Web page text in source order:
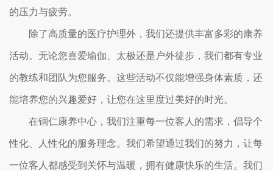
的压力与疲劳。
除了高质量的医疗护理外，我们还提供丰富多彩的康养
活动。无论您喜爱瑜伽、太极还是户外徒步，我们都有专业
的教练和团队为您服务。这些活动不仅能增强身体素质，还
能培养您的兴趣爱好，让您在这里度过美好的时光。
在铜仁康养中心，我们注重每一位客人的需求，倡导个
性化、人性化的服务理念。我们希望通过我们的努力，让每
一位客人都感受到关怀与温暖，拥有健康快乐的生活。我们